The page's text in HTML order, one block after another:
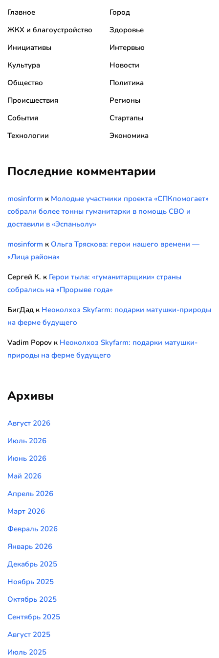
Главное
Город
ЖКХ и благоустройство
Здоровье
Инициативы
Интервью
Культура
Новости
Общество
Политика
Происшествия
Регионы
События
Стартапы
Технологии
Экономика
Последние комментарии
mosinform к Молодые участники проекта «СПКпомогает»
собрали более тонны гуманитарки в помощь СВО и
доставили в «Эспаньолу»
mosinform к Ольга Тряскова: герои нашего времени —
«Лица района»
Сергей К. к Герои тыла: «гуманитарщики» страны
собрались на «Прорыве года»
БигДад к Неоколхоз Skyfarm: подарки матушки-природы
на ферме будущего
Vadim Popov к Неоколхоз Skyfarm: подарки матушки-
природы на ферме будущего
Архивы
Август 2026
Июль 2026
Июнь 2026
Май 2026
Апрель 2026
Март 2026
Февраль 2026
Январь 2026
Декабрь 2025
Ноябрь 2025
Октябрь 2025
Сентябрь 2025
Август 2025
Июль 2025